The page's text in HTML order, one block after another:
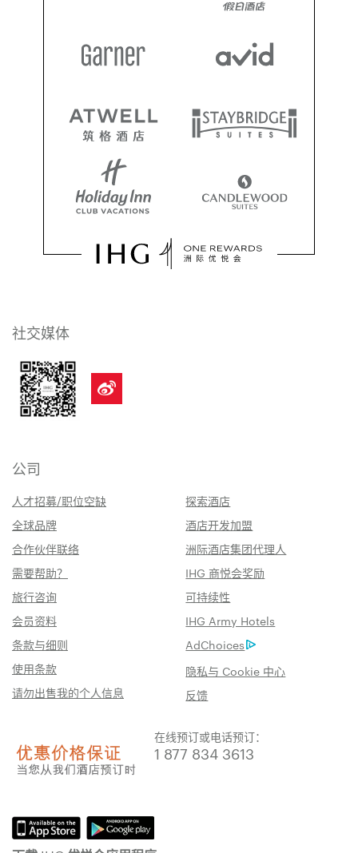
社交媒体
公司
人才招募/职位空缺
探索酒店
全球品牌
酒店开发加盟
合作伙伴联络
洲际酒店集团代理人
需要帮助？
IHG 商悦会奖励
旅行咨询
可持续性
会员资料
IHG Army Hotels
条款与细则
AdChoices
使用条款
隐私与 Cookie 中心
请勿出售我的个人信息
反馈
在线预订或电话预订：
1 877 834 3613